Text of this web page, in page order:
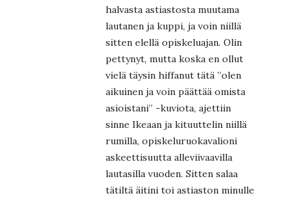
halvasta astiastosta muutama
lautanen ja kuppi, ja voin niillä
sitten elellä opiskeluajan. Olin
pettynyt, mutta koska en ollut
vielä täysin hiffanut tätä ”olen
aikuinen ja voin päättää omista
asioistani” -kuviota, ajettiin
sinne Ikeaan ja kituuttelin niillä
rumilla, opiskeluruokavalioni
askeettisuutta alleviivaavilla
lautasilla vuoden. Sitten salaa
tätiltä äitini toi astiaston minulle